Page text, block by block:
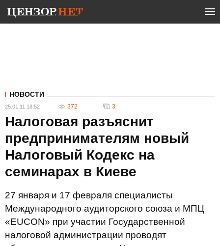
НОВОСТИ
25.01.11 18:52 372 3
Налоговая разъяснит
предпринимателям новый
Налоговый Кодекс на
семинарах в Киеве
27 января и 17 февраля специалисты
Международного аудиторского союза и МПЦ
«EUCON» при участии Государственной
налоговой администрации проводят